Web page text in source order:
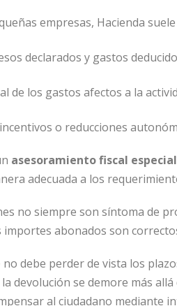
empresas, Hacienda
declarados y gastos
de los gastos afectos a la
o reducciones
asesoramiento fiscal
adecuada a los
no siempre son síntoma de
abonados son
no debe perder de vista los
devolución se demore más
al ciudadano mediante